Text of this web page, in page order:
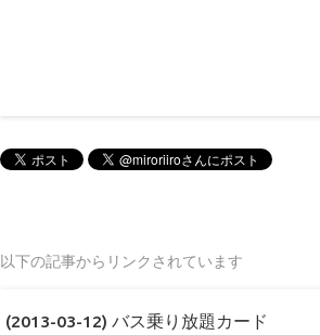
以下の記事からリンクされています
(2013-03-12) バス乗り放題カード